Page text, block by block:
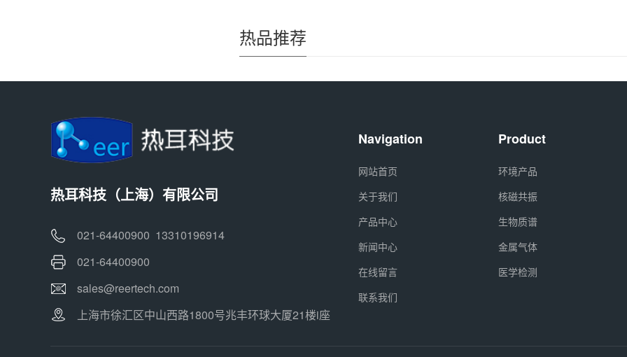
热品推荐
热耳科技（上海）有限公司
021-64400900 13310196914
021-64400900
sales@reertech.com
上海市徐汇区中山西路1800号兆丰环球大厦21楼i座
Navigation
网站首页
关于我们
产品中心
新闻中心
在线留言
联系我们
Product
环境产品
核磁共振
生物质谱
金属气体
医学检测